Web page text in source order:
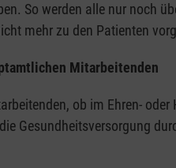
So werden alle nur noch
mehr zu den Patienten
Mitarbeitenden
ob im Ehren-
Gesundheitsversorgung